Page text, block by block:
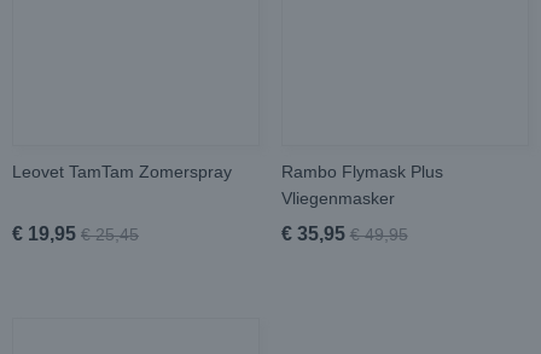
Leovet TamTam Zomerspray
€ 19,95 € 25,45
Rambo Flymask Plus
Vliegenmasker
€ 35,95 € 49,95